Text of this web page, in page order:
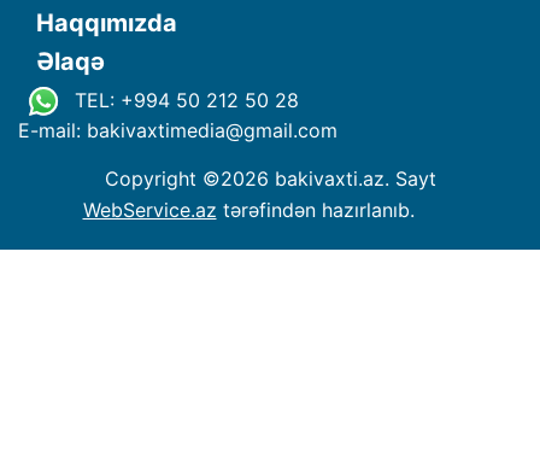
Haqqımızda
Əlaqə
TEL: +994 50 212 50 28
E-mail: bakivaxtimedia@gmail.com
Copyright ©2026 bakivaxti.az. Sayt
WebService.az tərəfindən hazırlanıb.